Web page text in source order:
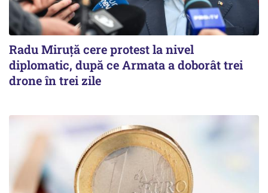
Radu Miruţă cere protest la nivel
diplomatic, după ce Armata a doborât trei
drone în trei zile